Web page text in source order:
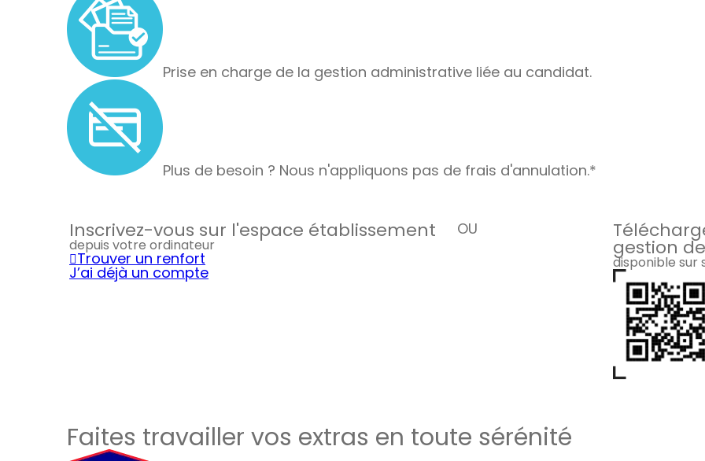
Prise en charge de la gestion administrative liée au candidat.
Plus de besoin ? Nous n'appliquons pas de frais d'annulation.*
Inscrivez-vous sur l'espace établissement
depuis votre ordinateur
Trouver un renfort
J’ai déjà un compte
OU
gestion
disponible
Faites travailler vos extras en toute sérénité